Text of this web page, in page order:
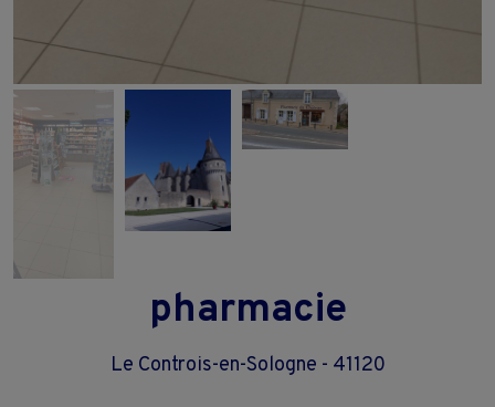
pharmacie
Le Controis-en-Sologne - 41120